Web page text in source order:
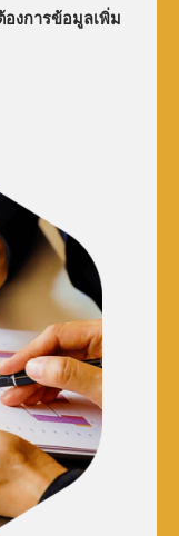
งการข้อมูลเพิ่ม